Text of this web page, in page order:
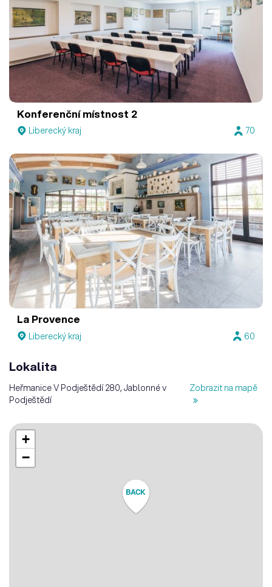
Konferenční místnost 2
Liberecký kraj 70
La Provence
Liberecký kraj 60
Lokalita
Heřmanice V Podještědí 280, Jablonné v
Podještědí
Zobrazit na mapě
BACK
+
−